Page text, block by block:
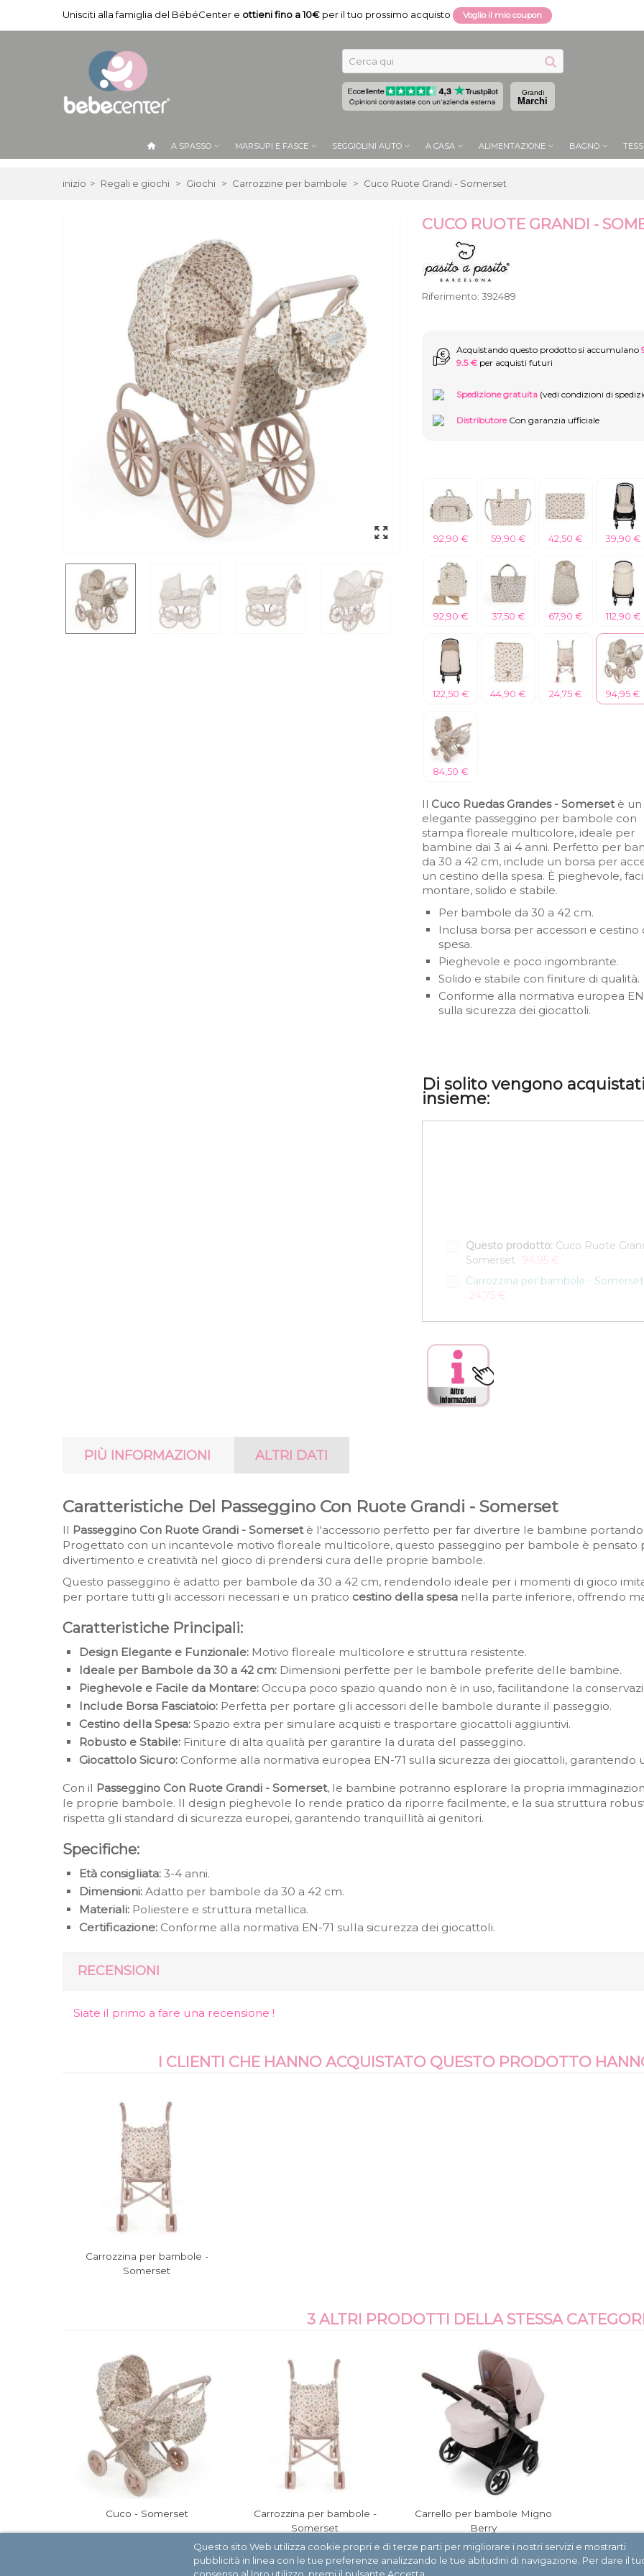
Unisciti alla famiglia del BébéCenter e ottieni fino a 10€ per il tuo prossimo acquisto Voglio il mio coupon
Grandi
Marchi
A SPASSO MARSUPI E FASCE SEGGIOLINI AUTO A CASA ALIMENTAZIONE BAGNO
inizio > Regali e giochi > Giochi > Carrozzine per bambole > Cuco Ruote Grandi - Somerset
CUCO RUOTE GRANDI -
Riferimento: 392489
Acquistando questo prodotto si accumulano
9.5 € per acquisti futuri
Spedizione gratuita (vedi condizioni di
DistributoreCon garanzia ufficiale
92,90 € 59,90 € 42,50 € 39,90 €
92,90 € 37,50 € 67,90 € 112,90 €
122,50 € 44,90 € 24,75 € 94,95 €
84,50 €
Il Cuco Ruedas Grandes - Somersetè un
elegante passeggino per bambole con
stampa floreale multicolore, ideale per
bambine dai 3 ai 4 anni. Perfetto per
da 30 a 42 cm, include un borsa per
un cestino della spesa. È pieghevole,
montare, solido e stabile.
Per bambole da 30 a 42 cm.
Inclusa borsa per accessori e cestino
spesa.
Pieghevole e poco ingombrante.
Solido e stabile con finiture di qualità.
Conforme alla normativa europea
sulla sicurezza dei giocattoli.
Di solito vengono acquistati
insieme:
Questo prodotto: Cuco Ruote
Somerset
94,95 €
Carrozzina per bambole - Somerset
24,75 €
PIÙ INFORMAZIONI ALTRI DATI
Caratteristiche Del Passeggino Con Ruote Grandi - Somerset
Il Passeggino Con Ruote Grandi - Somersetè l'accessorio perfetto per far divertire le bambine
Progettato con un incantevole motivo floreale multicolore, questo passeggino per bambole è pensato
divertimento e creatività nel gioco di prendersi cura delle proprie bambole.
Questo passeggino è adatto per bambole da 30 a 42 cm, rendendolo ideale per i momenti di gioco
per portare tutti gli accessori necessari e un pratico cestino della spesa nella parte inferiore, offrendo
Caratteristiche Principali:
Design Elegante e Funzionale: Motivo floreale multicolore e struttura resistente.
Ideale per Bambole da 30 a 42 cm: Dimensioni perfette per le bambole preferite delle bambine.
Pieghevole e Facile da Montare: Occupa poco spazio quando non è in uso, facilitandone la
Include Borsa Fasciatoio: Perfetta per portare gli accessori delle bambole durante il passeggio.
Cestino della Spesa: Spazio extra per simulare acquisti e trasportare giocattoli aggiuntivi.
Robusto e Stabile: Finiture di alta qualità per garantire la durata del passeggino.
Giocattolo Sicuro: Conforme alla normativa europea EN-71 sulla sicurezza dei giocattoli, garantendo
Con il Passeggino Con Ruote Grandi - Somerset, le bambine potranno esplorare la propria
le proprie bambole. Il design pieghevole lo rende pratico da riporre facilmente, e la sua struttura
rispetta gli standard di sicurezza europei, garantendo tranquillità ai genitori.
Specifiche:
Età consigliata: 3-4 anni.
Dimensioni: Adatto per bambole da 30 a 42 cm.
Materiali: Poliestere e struttura metallica.
Certificazione: Conforme alla normativa EN-71 sulla sicurezza dei giocattoli.
RECENSIONI
Siate il primo a fare una recensione !
I CLIENTI CHE HANNO ACQUISTATO QUESTO PRODOTTO
Carrozzina per bambole -
Somerset
3 ALTRI PRODOTTI DELLA STESSA
Cuco - Somerset
Carrozzina per bambole -
Somerset
Carrello per bambole Migno
Berry
Questo sito Web utilizza cookie propri e di terze parti per migliorare i nostri servizi e mostrarti
pubblicità in linea con le tue preferenze analizzando le tue abitudini di navigazione. Per dare il